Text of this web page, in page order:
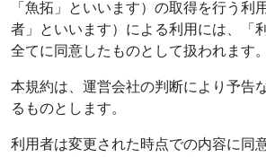
「魚拓」といいます）の取得を行う利
者」といいます）による利用には、「
全てに同意したものとして扱われます。
本規約は、運営会社の判断により予告
るものとします。
利用者は変更された時点での内容に同